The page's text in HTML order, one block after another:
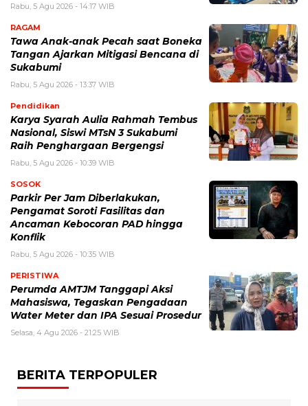
Rabu, 5 Agu 2026 - 14:17 WIB
RAGAM
Tawa Anak-anak Pecah saat Boneka
Tangan Ajarkan Mitigasi Bencana di
Sukabumi
Rabu, 5 Agu 2026 - 13:37 WIB
Pendidikan
Karya Syarah Aulia Rahmah Tembus
Nasional, Siswi MTsN 3 Sukabumi
Raih Penghargaan Bergengsi
Rabu, 5 Agu 2026 - 10:39 WIB
SOSOK
Parkir Per Jam Diberlakukan,
Pengamat Soroti Fasilitas dan
Ancaman Kebocoran PAD hingga
Konflik
Rabu, 5 Agu 2026 - 10:35 WIB
PERISTIWA
Perumda AMTJM Tanggapi Aksi
Mahasiswa, Tegaskan Pengadaan
Water Meter dan IPA Sesuai Prosedur
Selasa, 4 Agu 2026 - 21:25 WIB
BERITA TERPOPULER